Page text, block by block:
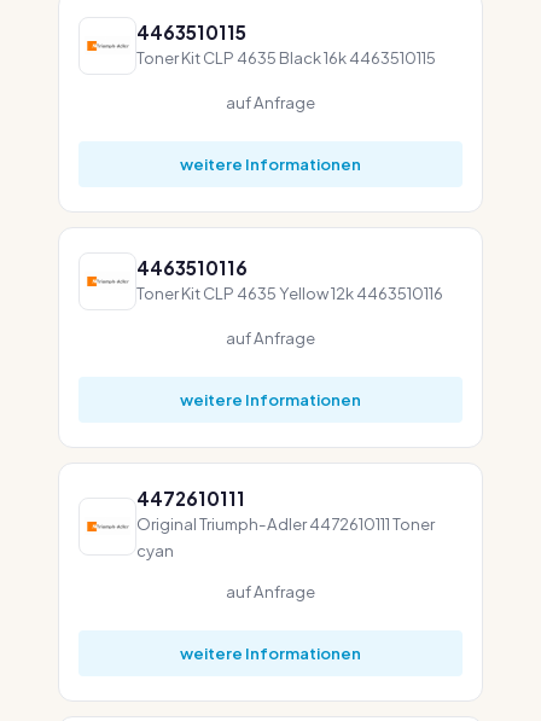
4463510115
Toner Kit CLP 4635 Black 16k 4463510115
auf Anfrage
weitere Informationen
4463510116
Toner Kit CLP 4635 Yellow 12k 4463510116
auf Anfrage
weitere Informationen
4472610111
Original Triumph-Adler 4472610111 Toner
cyan
auf Anfrage
weitere Informationen